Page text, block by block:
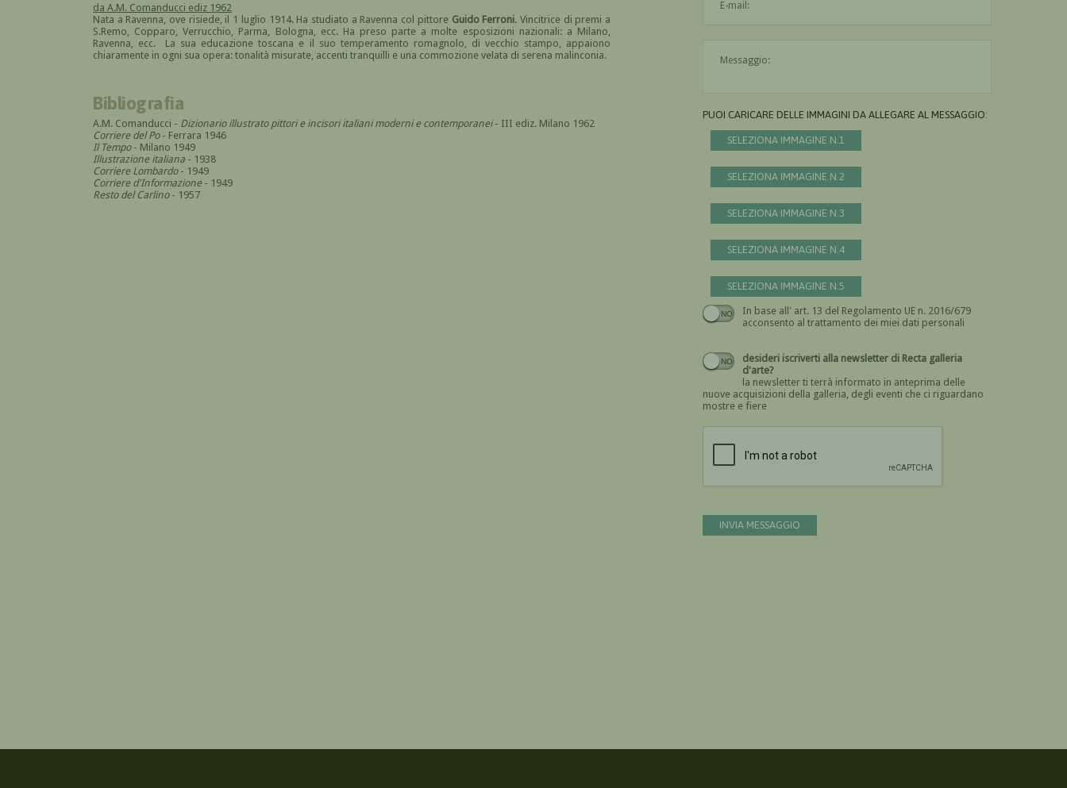
da A.M. Comanducci ediz 1962
Nata a Ravenna, ove risiede, il 1 luglio 1914. Ha studiato a Ravenna col pittore Guido Ferroni. Vincitrice di premi a
S.Remo, Copparo, Verrucchio, Parma, Bologna, ecc. Ha preso parte a molte esposizioni nazionali: a Milano,
Ravenna, ecc. La sua educazione toscana e il suo temperamento romagnolo, di vecchio stampo, appaiono
chiaramente in ogni sua opera: tonalità misurate, accenti tranquilli e una commozione velata di serena malinconia.
Bibliografia
A.M. Comanducci - Dizionario illustrato pittori e incisori italiani moderni e contemporanei- III ediz. Milano 1962
Corriere del Po- Ferrara 1946
Il Tempo- Milano 1949
Illustrazione italiana - 1938
Corriere Lombardo- 1949
Corriere d'Informazione - 1949
Resto del Carlino- 1957
PUOI CARICARE DELLE IMMAGINI DA ALLEGARE AL MESSAGGIO:
SELEZIONA IMMAGINE N.1
SELEZIONA IMMAGINE N.2
SELEZIONA IMMAGINE N.3
SELEZIONA IMMAGINE N.4
SELEZIONA IMMAGINE N.5
In base all' art. 13 del Regolamento UE n. 2016/679
acconsento al trattamento dei miei dati personali
Devi dare il consenso
desideri iscriverti alla newsletter di Recta galleria
d'arte?
la newsletter ti terrà informato in anteprima delle
nuove acquisizioni della galleria, degli eventi che ci riguardano
mostre e fiere
INVIA MESSAGGIO